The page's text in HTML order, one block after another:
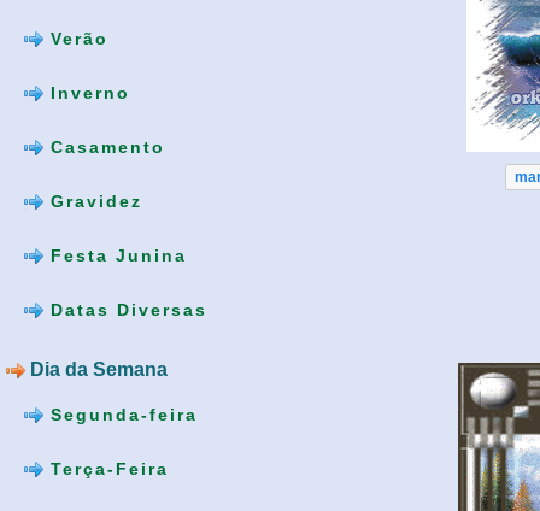
Verão
Inverno
Casamento
Gravidez
Festa Junina
Datas Diversas
Dia da Semana
Segunda-feira
Terça-Feira